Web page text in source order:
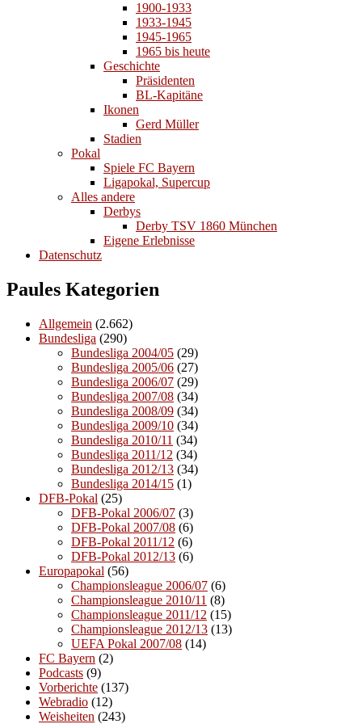
1900-1933
1933-1945
1945-1965
1965 bis heute
Geschichte
Präsidenten
BL-Kapitäne
Ikonen
Gerd Müller
Stadien
Pokal
Spiele FC Bayern
Ligapokal, Supercup
Alles andere
Derbys
Derby TSV 1860 München
Eigene Erlebnisse
Datenschutz
Paules Kategorien
Allgemein (2.662)
Bundesliga (290)
Bundesliga 2004/05 (29)
Bundesliga 2005/06 (27)
Bundesliga 2006/07 (29)
Bundesliga 2007/08 (34)
Bundesliga 2008/09 (34)
Bundesliga 2009/10 (34)
Bundesliga 2010/11 (34)
Bundesliga 2011/12 (34)
Bundesliga 2012/13 (34)
Bundesliga 2014/15 (1)
DFB-Pokal (25)
DFB-Pokal 2006/07 (3)
DFB-Pokal 2007/08 (6)
DFB-Pokal 2011/12 (6)
DFB-Pokal 2012/13 (6)
Europapokal (56)
Championsleague 2006/07 (6)
Championsleague 2010/11 (8)
Championsleague 2011/12 (15)
Championsleague 2012/13 (13)
UEFA Pokal 2007/08 (14)
FC Bayern (2)
Podcasts (9)
Vorberichte (137)
Webradio (12)
Weisheiten (243)